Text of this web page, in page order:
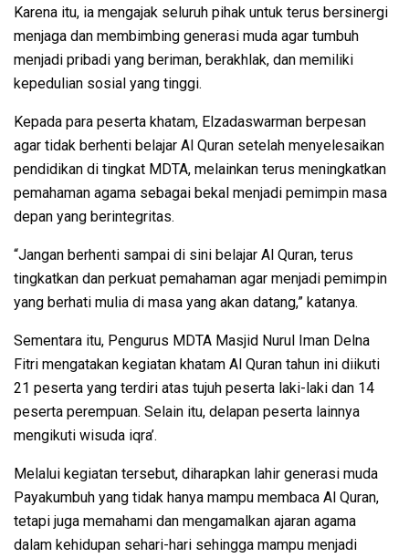
Karena itu, ia mengajak seluruh pihak untuk terus bersinergi
menjaga dan membimbing generasi muda agar tumbuh
menjadi pribadi yang beriman, berakhlak, dan memiliki
kepedulian sosial yang tinggi.
Kepada para peserta khatam, Elzadaswarman berpesan
agar tidak berhenti belajar Al Quran setelah menyelesaikan
pendidikan di tingkat MDTA, melainkan terus meningkatkan
pemahaman agama sebagai bekal menjadi pemimpin masa
depan yang berintegritas.
“Jangan berhenti sampai di sini belajar Al Quran, terus
tingkatkan dan perkuat pemahaman agar menjadi pemimpin
yang berhati mulia di masa yang akan datang,” katanya.
Sementara itu, Pengurus MDTA Masjid Nurul Iman Delna
Fitri mengatakan kegiatan khatam Al Quran tahun ini diikuti
21 peserta yang terdiri atas tujuh peserta laki-laki dan 14
peserta perempuan. Selain itu, delapan peserta lainnya
mengikuti wisuda iqra’.
Melalui kegiatan tersebut, diharapkan lahir generasi muda
Payakumbuh yang tidak hanya mampu membaca Al Quran,
tetapi juga memahami dan mengamalkan ajaran agama
dalam kehidupan sehari-hari sehingga mampu menjadi